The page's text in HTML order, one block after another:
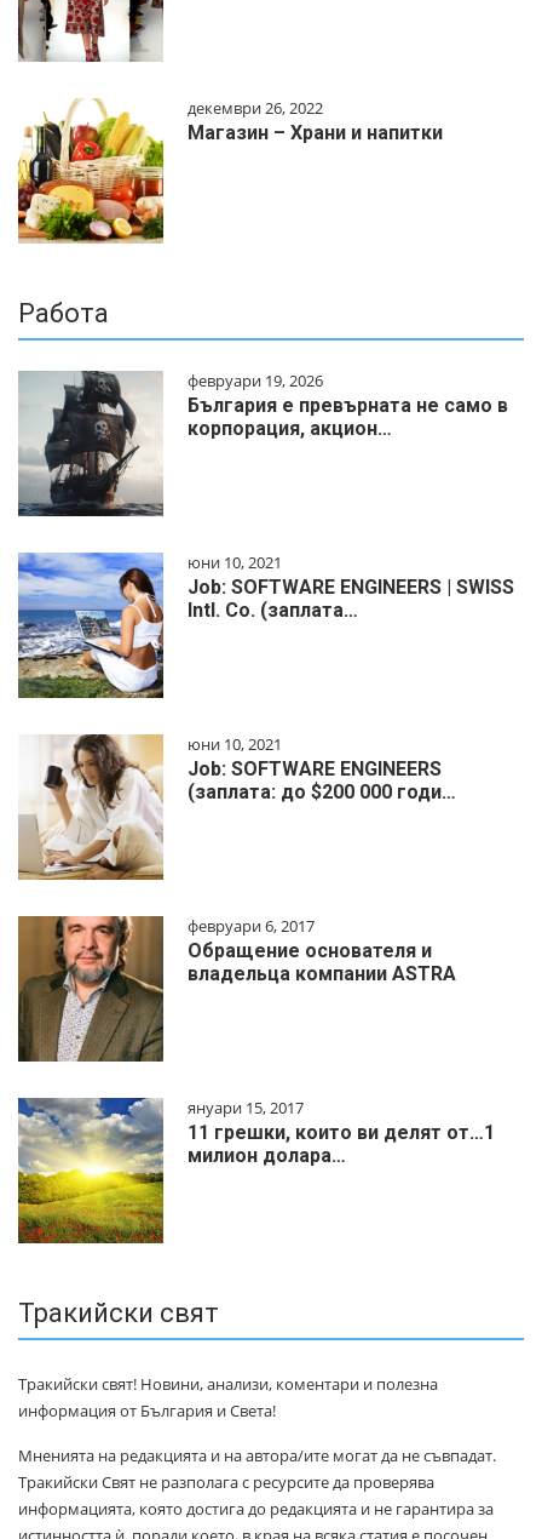
декември 26, 2022
Магазин – Храни и напитки
Работа
февруари 19, 2026
България е превърната не само в
корпорация, акцион…
юни 10, 2021
Job: SOFTWARE ENGINEERS | SWISS
Intl. Co. (заплата…
юни 10, 2021
Job: SOFTWARE ENGINEERS
(заплата: до $200 000 годи…
февруари 6, 2017
Обращение основателя и
владельца компании ASTRA
януари 15, 2017
11 грешки, които ви делят от…1
милиoн дoлapa…
Тракийски свят
Тракийски свят! Новини, анализи, коментари и полезна
информация от България и Света!
Мненията на редакцията и на автора/ите могат да не съвпадат.
Тракийски Свят не разполага с ресурсите да проверява
информацията, която достига до редакцията и не гарантира за